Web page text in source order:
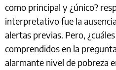
como principal y ¿único?
interpretativo fue la
alertas previas. Pero,
comprendidos en la
alarmante nivel de pobreza